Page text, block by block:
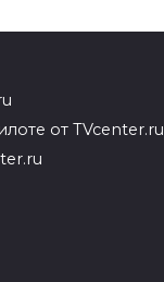
от TVcenter.ru